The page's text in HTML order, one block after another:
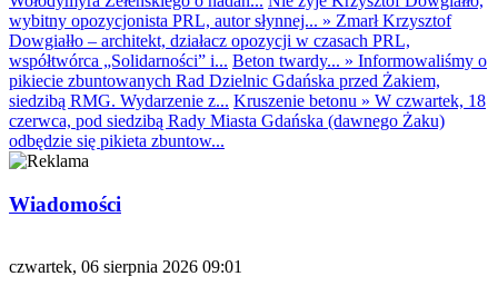
wybitny opozycjonista PRL, autor słynnej... » Zmarł Krzysztof
Dowgiałło – architekt, działacz opozycji w czasach PRL,
współtwórca „Solidarności” i... Beton twardy... » Informowaliśmy o
pikiecie zbuntowanych Rad Dzielnic Gdańska przed Żakiem,
siedzibą RMG. Wydarzenie z... Kruszenie betonu » W czwartek, 18
czerwca, pod siedzibą Rady Miasta Gdańska (dawnego Żaku)
odbędzie się pikieta zbuntow...
Wiadomości
czwartek, 06 sierpnia 2026 09:01